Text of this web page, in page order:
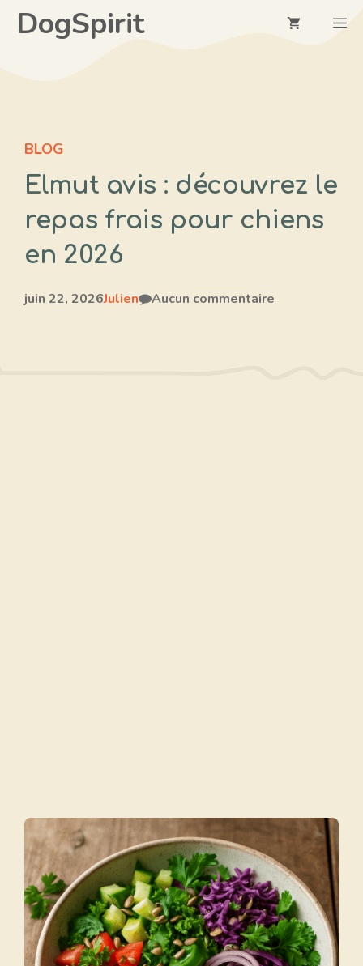
AllerDogSpirit
BLOG
Elmut avis : découvrez le
repas frais pour chiens
en 2026
juin 22, 2026Julien Aucun commentaire